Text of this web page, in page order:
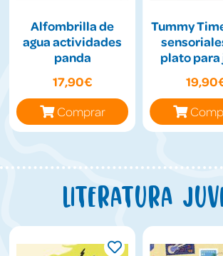
Alfombrilla de
agua actividades
panda
17,90€
Comprar
Tummy
plato para
Literatura